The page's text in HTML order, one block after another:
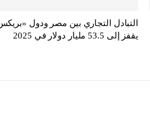
التبادل التجاري بين مصر ودول
يقفز إلى 53.5 مليار دولار في 2025